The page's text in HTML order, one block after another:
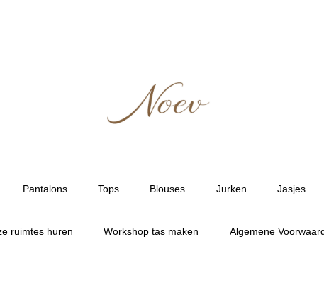
Pantalons Tops Blouses Jurken Jasjes
ruimtes huren Workshop tas maken Algemene